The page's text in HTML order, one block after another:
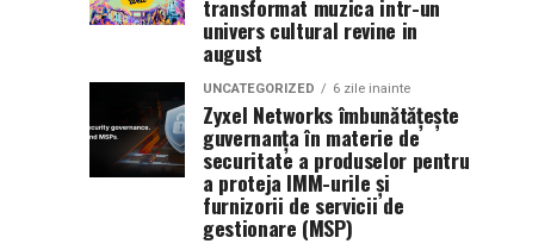
transformat muzica intr-un
univers cultural revine in
august
UNCATEGORIZED 6 zile inainte
Zyxel Networks îmbunătățește
guvernanța în materie de
securitate a produselor pentru
a proteja IMM-urile și
furnizorii de servicii de
gestionare (MSP)